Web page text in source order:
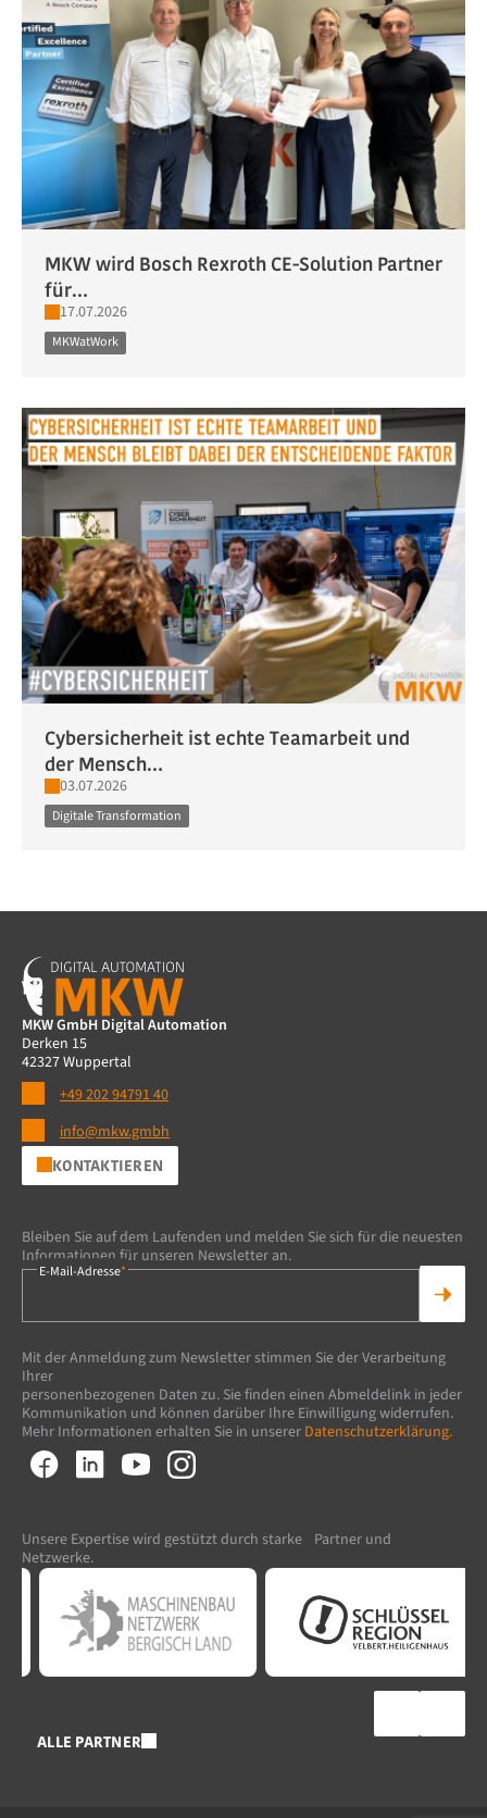
17.07.2026
MKW wird Bosch Rexroth CE-Solution Partner
für…
MKWatWork
03.07.2026
Cybersicherheit ist echte Teamarbeit und
der Mensch…
Digitale Transformation
MKW GmbH Digital Automation
Derken 15
42327 Wuppertal
+49 202 94791 40
info@mkw.gmbh
KONTAKTIEREN
Bleiben Sie auf dem Laufenden und melden Sie sich für die neuesten
Informationen für unseren Newsletter an.
E-Mail-Adresse*
Mit der Anmeldung zum Newsletter stimmen Sie der Verarbeitung
Ihrer
personenbezogenen Daten zu. Sie finden einen Abmeldelink in jeder
Kommunikation und können darüber Ihre Einwilligung widerrufen.
Mehr Informationen erhalten Sie in unserer Datenschutzerklärung.
Unsere Expertise wird gestützt durch starke Partner und
Netzwerke.
ALLE PARTNER